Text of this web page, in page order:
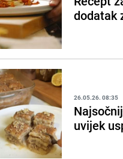
dodatak
26.05.26. 08:35
uvijek